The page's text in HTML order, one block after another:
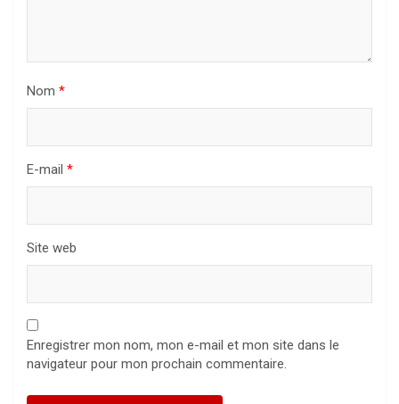
Nom *
E-mail *
Site web
Enregistrer mon nom, mon e-mail et mon site dans le
navigateur pour mon prochain commentaire.